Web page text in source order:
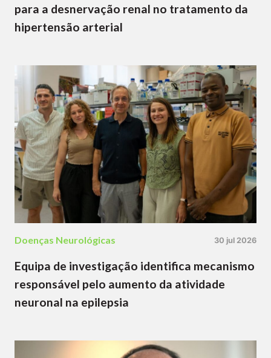
para a desnervação renal no tratamento da
hipertensão arterial
Doenças Neurológicas 30 jul 2026
Equipa de investigação identifica mecanismo
responsável pelo aumento da atividade
neuronal na epilepsia